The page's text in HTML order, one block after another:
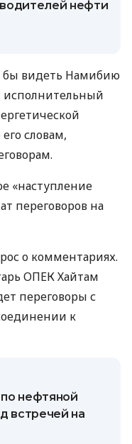
нефти
бы видеть Намибию
исполнительный
словам,
«наступление
переговоров на
о комментариях.
ОПЕК Хайтам
переговоры с
к
нефтяной
встречей на